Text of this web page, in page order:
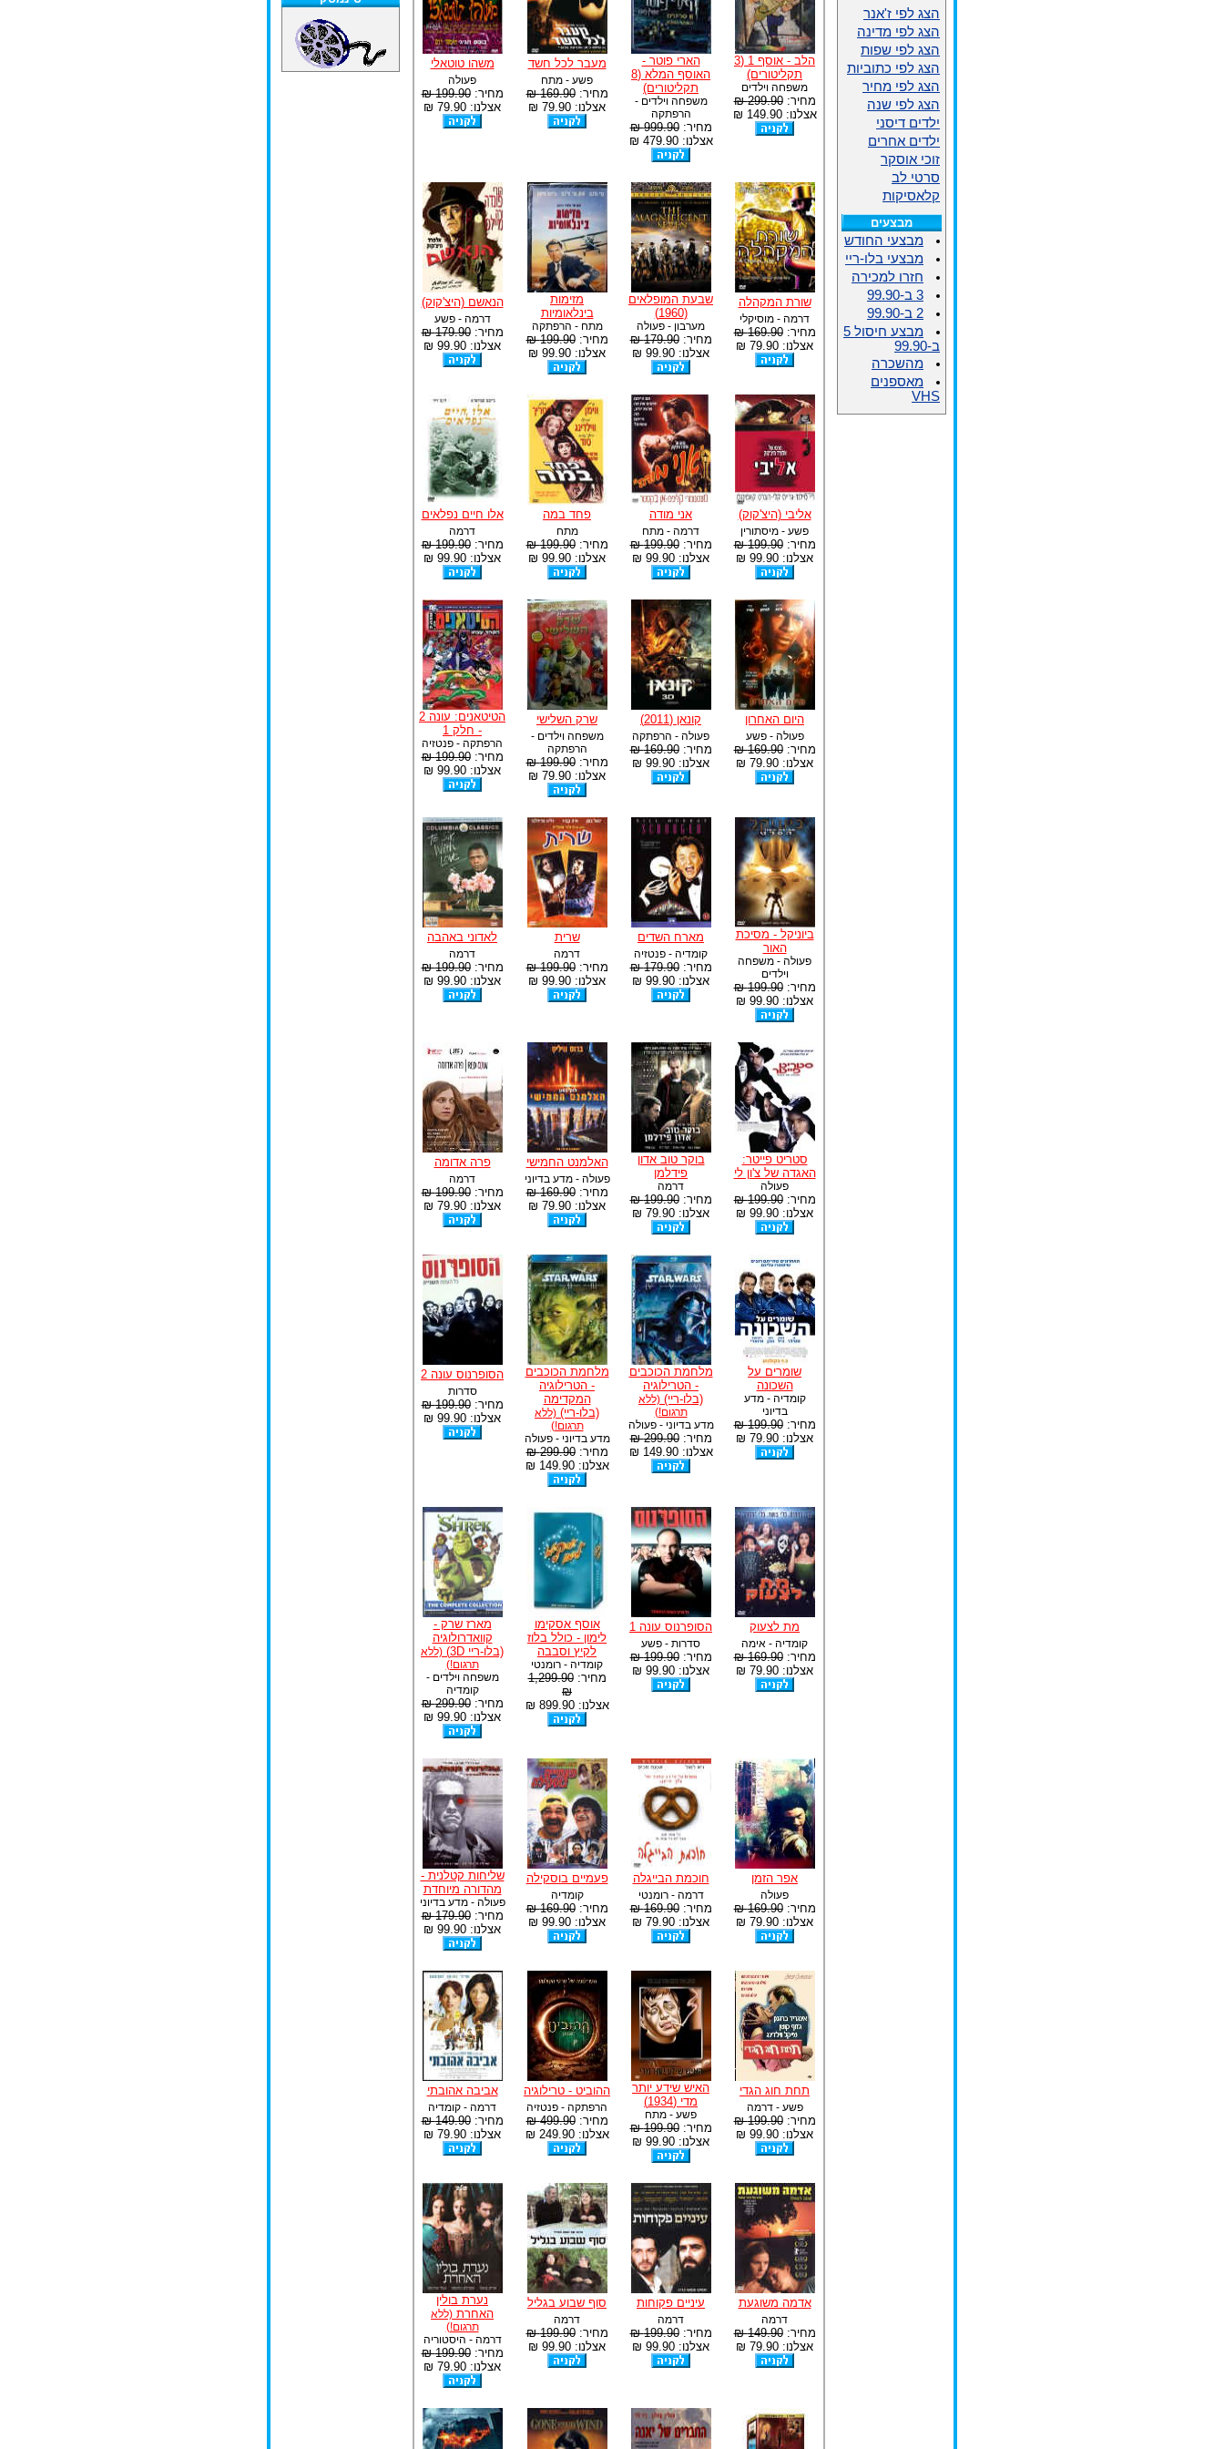
הלב - אוסף 1 (3
תקליטורים)
משפחה וילדים
מחיר:299.90 ₪
אצלנו: 149.90 ₪
הארי פוטר -
האוסף המלא (8
תקליטורים)
משפחה וילדים -
הרפתקה
מחיר:999.90 ₪
אצלנו: 479.90 ₪
מעבר לכל חשד
פשע - מתח
מחיר:169.90 ₪
אצלנו: 79.90 ₪
משהו טוטאלי
פעולה
מחיר:199.90 ₪
אצלנו: 79.90 ₪
שורת המקהלה
דרמה - מוסיקלי
מחיר:169.90 ₪
אצלנו: 79.90 ₪
שבעת המופלאים
(1960)
מערבון - פעולה
מחיר:179.90 ₪
אצלנו: 99.90 ₪
מזימות
בינלאומיות
מתח - הרפתקה
מחיר:199.90 ₪
אצלנו: 99.90 ₪
הנאשם (היצ'קוק)
דרמה - פשע
מחיר:179.90 ₪
אצלנו: 99.90 ₪
אליבי (היצ'קוק)
פשע - מיסתורין
מחיר:199.90 ₪
אצלנו: 99.90 ₪
אני מודה
דרמה - מתח
מחיר:199.90 ₪
אצלנו: 99.90 ₪
פחד במה
מתח
מחיר:199.90 ₪
אצלנו: 99.90 ₪
אלו חיים נפלאים
דרמה
מחיר:199.90 ₪
אצלנו: 99.90 ₪
היום האחרון
פעולה - פשע
מחיר:169.90 ₪
אצלנו: 79.90 ₪
קונאן (2011)
פעולה - הרפתקה
מחיר:169.90 ₪
אצלנו: 99.90 ₪
שרק השלישי
משפחה וילדים -
הרפתקה
מחיר:199.90 ₪
אצלנו: 79.90 ₪
הטיטאנים: עונה 2
- חלק 1
הרפתקה - פנטזיה
מחיר:199.90 ₪
אצלנו: 99.90 ₪
ביוניקל - מסיכת
האור
פעולה - משפחה
וילדים
מחיר:199.90 ₪
אצלנו: 99.90 ₪
מארח השדים
קומדיה - פנטזיה
מחיר:179.90 ₪
אצלנו: 99.90 ₪
שרית
דרמה
מחיר:199.90 ₪
אצלנו: 99.90 ₪
לאדוני באהבה
דרמה
מחיר:199.90 ₪
אצלנו: 99.90 ₪
סטריט פייטר:
האגדה של צ'ון לי
פעולה
מחיר:199.90 ₪
אצלנו: 99.90 ₪
בוקר טוב אדון
פידלמן
דרמה
מחיר:199.90 ₪
אצלנו: 79.90 ₪
האלמנט החמישי
פעולה - מדע בדיוני
מחיר:169.90 ₪
אצלנו: 79.90 ₪
פרה אדומה
דרמה
מחיר:199.90 ₪
אצלנו: 79.90 ₪
שומרים על
השכונה
קומדיה - מדע
בדיוני
מחיר:199.90 ₪
אצלנו: 79.90 ₪
מלחמת הכוכבים
- הטרילוגיה
(בלו-ריי) (ללא
תרגום!)
מדע בדיוני - פעולה
מחיר:299.90 ₪
אצלנו: 149.90 ₪
מלחמת הכוכבים
- הטרילוגיה
המקדימה
(בלו-ריי) (ללא
תרגום!)
מדע בדיוני - פעולה
מחיר:299.90 ₪
אצלנו: 149.90 ₪
הסופרנוס עונה 2
סדרות
מחיר:199.90 ₪
אצלנו: 99.90 ₪
מת לצעוק
קומדיה - אימה
מחיר:169.90 ₪
אצלנו: 79.90 ₪
הסופרנוס עונה 1
סדרות - פשע
מחיר:199.90 ₪
אצלנו: 99.90 ₪
אוסף אסקימו
לימון - כולל בלוז
לקיץ וסבבה
קומדיה - רומנטי
מחיר:1,299.90
₪
אצלנו: 899.90 ₪
מארז שרק -
קוואדרולוגיה
(בלו-ריי 3D)
(ללא
תרגום!)
משפחה וילדים -
קומדיה
מחיר:299.90 ₪
אצלנו: 99.90 ₪
אפר הזמן
פעולה
מחיר:169.90 ₪
אצלנו: 79.90 ₪
חוכמת הבייגלה
דרמה - רומנטי
מחיר:169.90 ₪
אצלנו: 79.90 ₪
פעמיים בוסקילה
קומדיה
מחיר:169.90 ₪
אצלנו: 99.90 ₪
שליחות קטלנית -
מהדורה מיוחדת
פעולה - מדע בדיוני
מחיר:179.90 ₪
אצלנו: 99.90 ₪
תחת חוג הגדי
פשע - דרמה
מחיר:199.90 ₪
אצלנו: 99.90 ₪
האיש שידע יותר
מדי (1934)
פשע - מתח
מחיר:199.90 ₪
אצלנו: 99.90 ₪
ההוביט - טרילוגיה
הרפתקה - פנטזיה
מחיר:499.90 ₪
אצלנו: 249.90 ₪
אביבה אהובתי
דרמה - קומדיה
מחיר:149.90 ₪
אצלנו: 79.90 ₪
אדמה משוגעת
דרמה
מחיר:149.90 ₪
אצלנו: 79.90 ₪
עיניים פקוחות
דרמה
מחיר:199.90 ₪
אצלנו: 99.90 ₪
סוף שבוע בגליל
דרמה
מחיר:199.90 ₪
אצלנו: 99.90 ₪
נערת בולין
האחרת (ללא
תרגום!)
דרמה - היסטוריה
מחיר:199.90 ₪
אצלנו: 79.90 ₪
הצג לפי ז'אנר
הצג לפי מדינה
הצג לפי שפות
הצג לפי כתוביות
הצג לפי מחיר
הצג לפי שנה
ילדים דיסני
ילדים אחרים
זוכי אוסקר
סרטי לב
קלאסיקות
מבצעים
מבצעי החודש
מבצעי בלו-ריי
חזרו למכירה
3 ב-99.90
2 ב-99.90
מבצע חיסול 5
ב-99.90
מהשכרה
מאספנים
VHS